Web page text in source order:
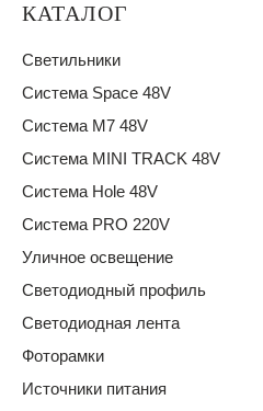
КАТАЛОГ
Светильники
Система Space 48V
Система M7 48V
Система MINI TRACK 48V
Система Hole 48V
Система PRO 220V
Уличное освещение
Светодиодный профиль
Светодиодная лента
Фоторамки
Источники питания